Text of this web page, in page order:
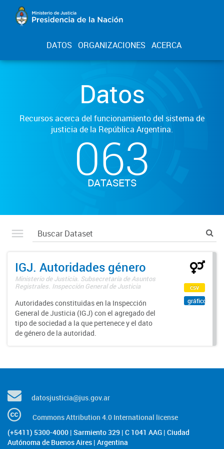
DATOS ORGANIZACIONES ACERCA
Datos
Recursos acerca del funcionamiento del sistema de
justicia de la República Argentina.
063
DATASETS
IGJ. Autoridades género
Ministerio de Justicia. Subsecretaría de Asuntos
Registrales. Inspección General de Justicia
Autoridades constituidas en la Inspección
General de Justicia (IGJ) con el agregado del
tipo de sociedad a la que pertenece y el dato
de género de la autoridad.
csv
gráfico
datosjusticia@jus.gov.ar
Commons Attribution 4.0 International license
(+5411) 5300-4000 | Sarmiento 329 | C 1041 AAG | Ciudad
Autónoma de Buenos Aires | Argentina